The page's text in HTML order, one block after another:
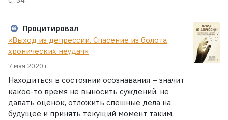
Процитировал
«Выход из депрессии. Спасение из болота
хронических неудач»
7 мая 2020 г.
Находиться в состоянии осознавания – значит
какое-то время не выносить суждений, не
давать оценок, отложить спешные дела на
будущее и принять текущий момент таким,